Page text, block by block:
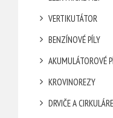
VERTIKUTÁTOR
BENZÍNOVÉ PÍLY
AKUMULÁTOROVÉ
KROVINOREZY
DRVIČE A CIRKULÁRE